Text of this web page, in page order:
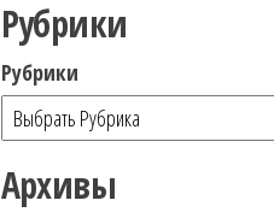
Рубрики
Рубрики
Архивы